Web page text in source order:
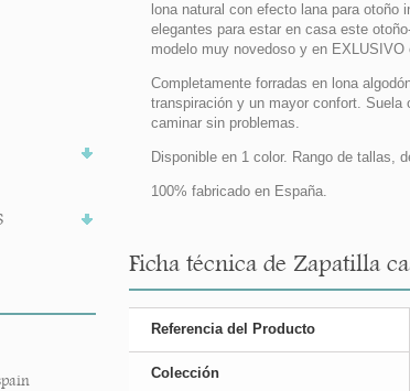
lona natural con efecto lana para
elegantes para estar en casa este
modelo muy novedoso y en EXLUSIVO
Completamente forradas en lona
transpiración y un mayor confort. Suela
caminar sin problemas.
Disponible en 1 color. Rango de tallas,
100% fabricado en España.
Ficha técnica de Zapatilla
Referencia del Producto
Colección